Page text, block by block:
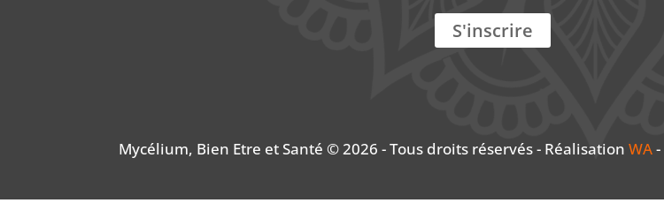
Mycélium, Bien Etre et Santé © 2026 - Tous droits réservés - RéalisationWA-